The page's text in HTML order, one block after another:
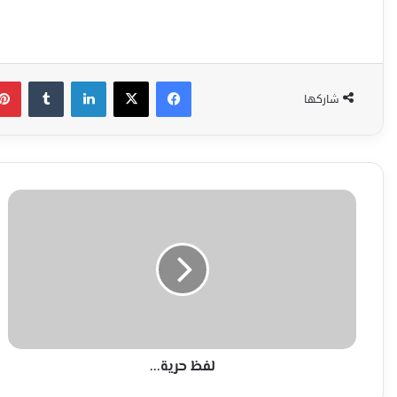
شاركها
فيسبوك‫X لينكدإن
لفظ
لفظ حرية...